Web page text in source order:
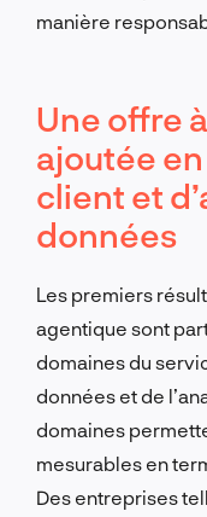
manière
Une offre
ajoutée
client et
données
Les premiers
agentique sont
domaines du
données et de
domaines
mesurables en
Des entreprises